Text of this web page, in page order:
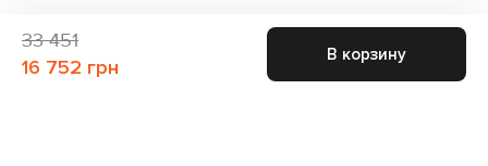
33 451
16 752 грн
В корзину